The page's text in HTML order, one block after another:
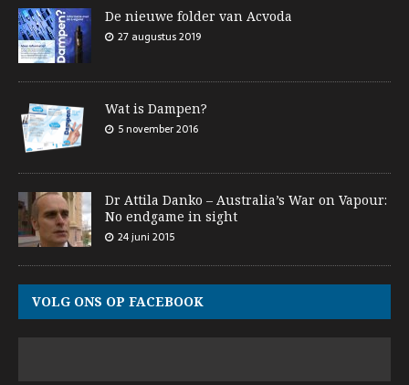
De nieuwe folder van Acvoda
27 augustus 2019
Wat is Dampen?
5 november 2016
Dr Attila Danko – Australia’s War on Vapour:
No endgame in sight
24 juni 2015
VOLG ONS OP FACEBOOK